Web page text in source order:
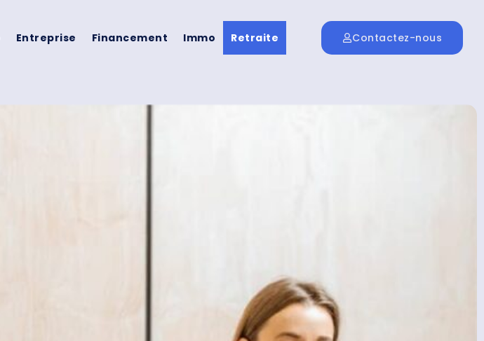
Entreprise Financement Immo Retraite Contactez-nous